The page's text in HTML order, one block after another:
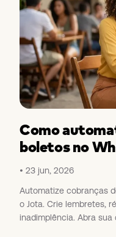
Como
boletos no
23 jun, 2026
Automatize cobranças
o Jota. Crie lembretes,
inadimplência. Abra sua